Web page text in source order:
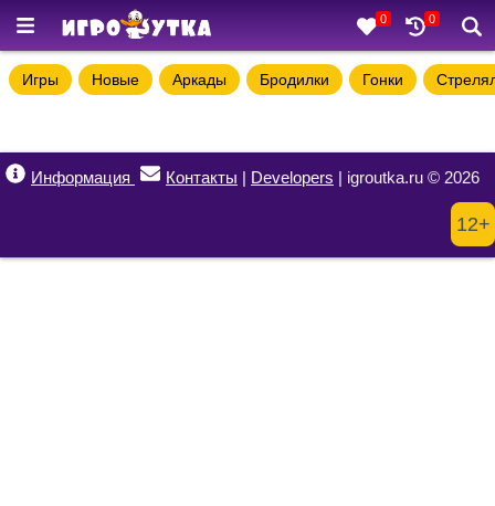
0 0
Игры Новые Аркады Бродилки Гонки
Информация Контакты | Developers | igroutka.ru © 2026
12+